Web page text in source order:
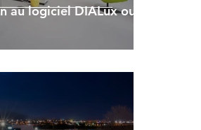
au logiciel DIALux ou